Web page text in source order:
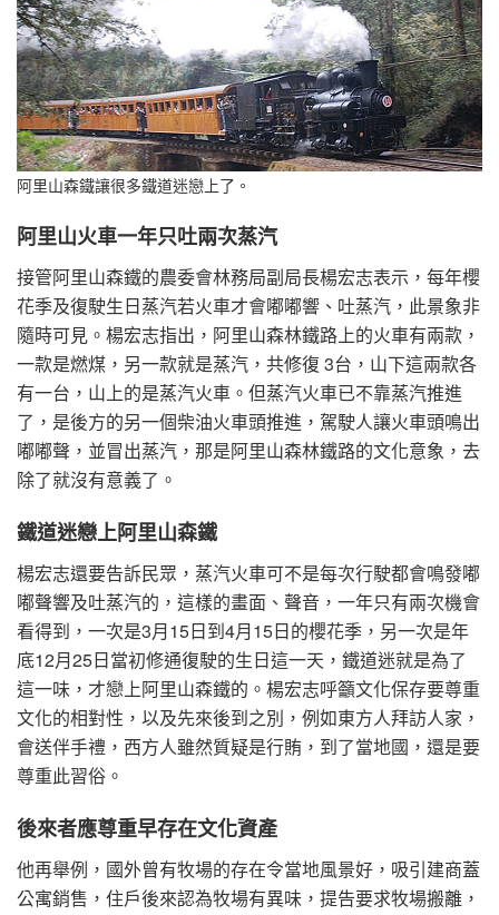
阿里山森鐵讓很多鐵道迷戀上了。
阿里山火車一年只吐兩次蒸汽
接管阿里山森鐵的農委會林務局副局長楊宏志表示，每年櫻
花季及復駛生日蒸汽若火車才會嘟嘟響、吐蒸汽，此景象非
隨時可見。楊宏志指出，阿里山森林鐵路上的火車有兩款，
一款是燃煤，另一款就是蒸汽，共修復 3台，山下這兩款各
有一台，山上的是蒸汽火車。但蒸汽火車已不靠蒸汽推進
了，是後方的另一個柴油火車頭推進，駕駛人讓火車頭鳴出
嘟嘟聲，並冒出蒸汽，那是阿里山森林鐵路的文化意象，去
除了就沒有意義了。
鐵道迷戀上阿里山森鐵
楊宏志還要告訴民眾，蒸汽火車可不是每次行駛都會鳴發嘟
嘟聲響及吐蒸汽的，這樣的畫面、聲音，一年只有兩次機會
看得到，一次是3月15日到4月15日的櫻花季，另一次是年
底12月25日當初修通復駛的生日這一天，鐵道迷就是為了
這一味，才戀上阿里山森鐵的。楊宏志呼籲文化保存要尊重
文化的相對性，以及先來後到之別，例如東方人拜訪人家，
會送伴手禮，西方人雖然質疑是行賄，到了當地國，還是要
尊重此習俗。
後來者應尊重早存在文化資產
他再舉例，國外曾有牧場的存在令當地風景好，吸引建商蓋
公寓銷售，住戶後來認為牧場有異味，提告要求牧場搬離，